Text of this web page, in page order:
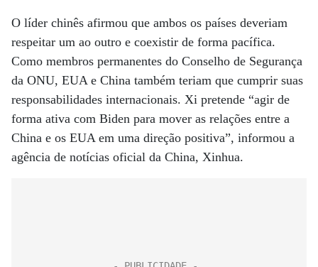
O líder chinês afirmou que ambos os países deveriam
respeitar um ao outro e coexistir de forma pacífica.
Como membros permanentes do Conselho de Segurança
da ONU, EUA e China também teriam que cumprir suas
responsabilidades internacionais. Xi pretende “agir de
forma ativa com Biden para mover as relações entre a
China e os EUA em uma direção positiva”, informou a
agência de notícias oficial da China, Xinhua.